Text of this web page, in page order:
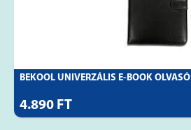
BEKOOL UNIVERZÁLIS E-BOOK OLVASÓ
4.890 FT